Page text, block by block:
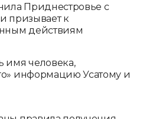
Приднестровье с
призывает к
действиям
имя человека,
информацию Усатому и